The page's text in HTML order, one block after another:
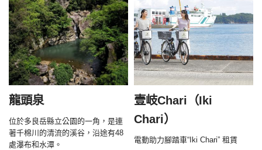
龍頭泉
位於多良岳縣立公園的一角，是連
著千棉川的清流的溪谷，沿途有48
處瀑布和水潭。
壹岐Chari（Iki
Chari）
電動助力腳踏車“Iki Chari” 租賃